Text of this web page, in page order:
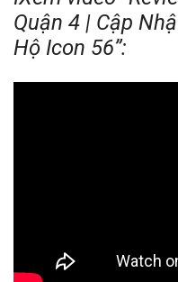
Quận 4 | Cập
Hộ Icon 56”: